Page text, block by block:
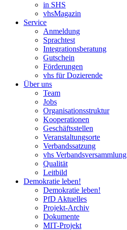
in SHS
vhsMagazin
Service
Anmeldung
Sprachtest
Integrationsberatung
Gutschein
Förderungen
vhs für Dozierende
Über uns
Team
Jobs
Organisationsstruktur
Kooperationen
Geschäftsstellen
Veranstaltungsorte
Verbandssatzung
vhs Verbandsversammlung
Qualität
Leitbild
Demokratie leben!
Demokratie leben!
PfD Aktuelles
Projekt-Archiv
Dokumente
MIT-Projekt